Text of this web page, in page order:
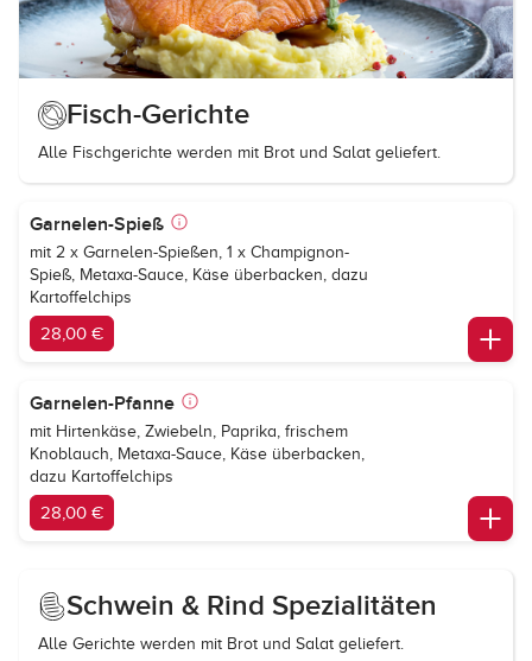
Fisch-Gerichte
Alle Fischgerichte werden mit Brot und Salat geliefert.
Garnelen-Spieß
mit 2 x Garnelen-Spießen, 1 x Champignon-
Spieß, Metaxa-Sauce, Käse überbacken, dazu
Kartoffelchips
28,00 €
Garnelen-Pfanne
mit Hirtenkäse, Zwiebeln, Paprika, frischem
Knoblauch, Metaxa-Sauce, Käse überbacken,
dazu Kartoffelchips
28,00 €
Schwein & Rind Spezialitäten
Alle Gerichte werden mit Brot und Salat geliefert.